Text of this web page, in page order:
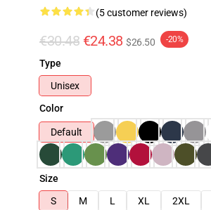
(5 customer reviews)
€30.48 €24.38 $26.50 -20%
Type
Unisex
Color
Default
Size
S
M L XL 2XL